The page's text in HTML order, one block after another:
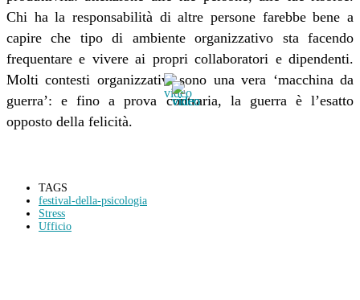
Chi ha la responsabilità di altre persone farebbe bene a
capire che tipo di ambiente organizzativo sta facendo
frequentare e vivere ai propri collaboratori e dipendenti.
Molti contesti organizzativi sono una vera ‘macchina da
guerra’: e fino a prova contraria, la guerra è l’esatto
opposto della felicità.
TAGS
festival-della-psicologia
Stress
Ufficio